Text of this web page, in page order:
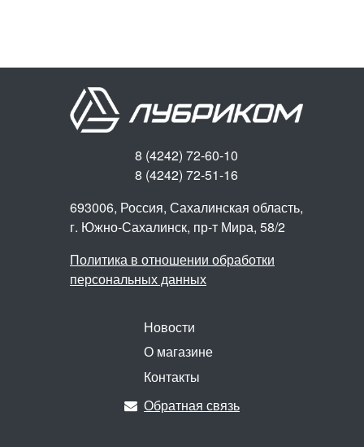
8 (4242) 72-60-10
8 (4242) 72-51-16
693006, Россия, Сахалинская область,
г. Южно-Сахалинск, пр-т Мира, 58/2
Политика в отношении обработки
персональных данных
Новости
О магазине
Контакты
Обратная связь